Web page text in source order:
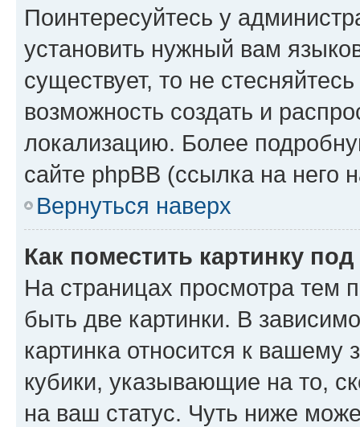
Поинтересуйтесь у
установить нужный вам
существует, то не
возможность создать и
локализацию. Более
сайте phpBB (ссылка на него
Вернуться наверх
Как поместить картинку
На страницах просмотра тем
быть две картинки. В
картинка относится к
кубики, указывающие на то,
на ваш статус. Чуть ниже